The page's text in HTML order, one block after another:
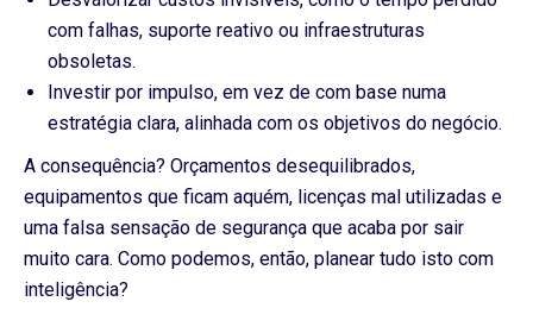
com falhas, suporte reativo ou infraestruturas
obsoletas.
Investir por impulso, em vez de com base numa
estratégia clara, alinhada com os objetivos do negócio.
A consequência? Orçamentos desequilibrados,
equipamentos que ficam aquém, licenças mal utilizadas e
uma falsa sensação de segurança que acaba por sair
muito cara. Como podemos, então, planear tudo isto com
inteligência?